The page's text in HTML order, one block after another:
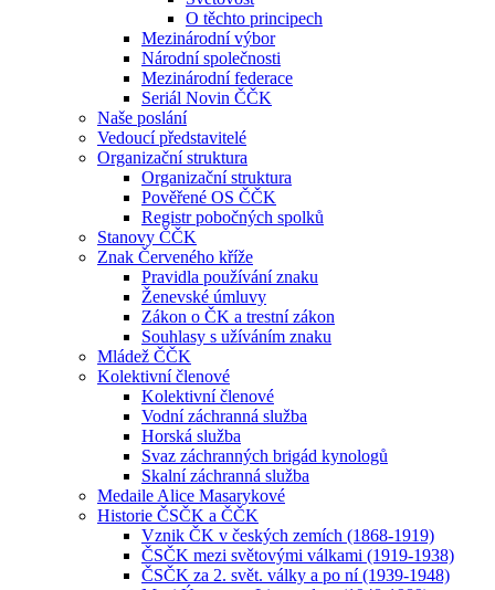
O těchto principech
Mezinárodní výbor
Národní společnosti
Mezinárodní federace
Seriál Novin ČČK
Naše poslání
Vedoucí představitelé
Organizační struktura
Organizační struktura
Pověřené OS ČČK
Registr pobočných spolků
Stanovy ČČK
Znak Červeného kříže
Pravidla používání znaku
Ženevské úmluvy
Zákon o ČK a trestní zákon
Souhlasy s užíváním znaku
Mládež ČČK
Kolektivní členové
Kolektivní členové
Vodní záchranná služba
Horská služba
Svaz záchranných brigád kynologů
Skalní záchranná služba
Medaile Alice Masarykové
Historie ČSČK a ČČK
Vznik ČK v českých zemích (1868-1919)
ČSČK mezi světovými válkami (1919-1938)
ČSČK za 2. svět. války a po ní (1939-1948)